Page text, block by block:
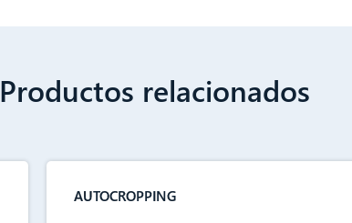
Productos relacionados
AUTOCROPPING